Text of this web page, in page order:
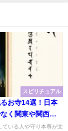
スピリチュアル
お寺14選！日本
く関東や関西な
ている人や守り本尊が文